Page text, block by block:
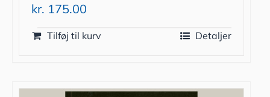
kr. 175.00
Tilføj til kurv Detaljer